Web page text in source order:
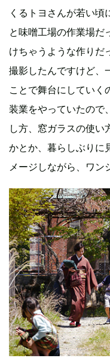
くるトヨさんが若い頃
と味噌工場の作業場だ
けちゃうような作りだ
撮影したんですけど、
ことで舞台にしていく
装業をやっていたので
し方、窓ガラスの使い
かとか、暮らしぶりに
メージしながら、ワン